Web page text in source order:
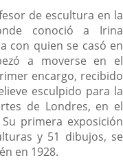
de escultura en la
conoció a Irina
con quien se casó en
a moverse en el
encargo, recibido
esculpido para la
de Londres, en el
primera exposición
y 51 dibujos, se
en 1928.